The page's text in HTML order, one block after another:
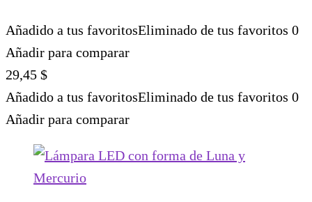
Añadido a tus favoritosEliminado de tus favoritos 0
Añadir para comparar
29,45 $
Añadido a tus favoritosEliminado de tus favoritos 0
Añadir para comparar